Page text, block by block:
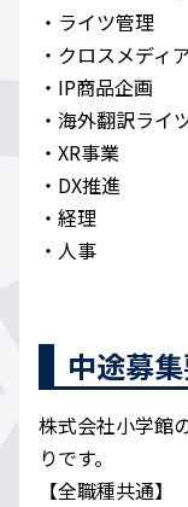
・ライツ管理
・クロスメディ
・IP商品企画
・海外翻訳ライ
・XR事業
・DX推進
・経理
・人事
中途募
株式会社小学館
りです。
【全職種共通】